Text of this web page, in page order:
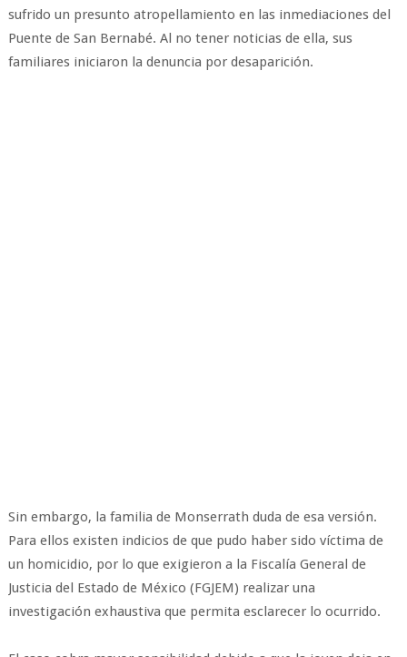
sufrido un presunto atropellamiento en las inmediaciones del
Puente de San Bernabé. Al no tener noticias de ella, sus
familiares iniciaron la denuncia por desaparición.
Sin embargo, la familia de Monserrath duda de esa versión.
Para ellos existen indicios de que pudo haber sido víctima de
un homicidio, por lo que exigieron a la Fiscalía General de
Justicia del Estado de México (FGJEM) realizar una
investigación exhaustiva que permita esclarecer lo ocurrido.